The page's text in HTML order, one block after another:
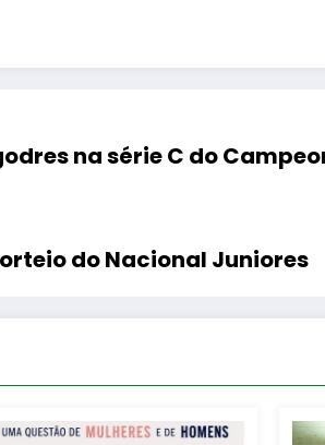
na série C do
do Nacional Juniores